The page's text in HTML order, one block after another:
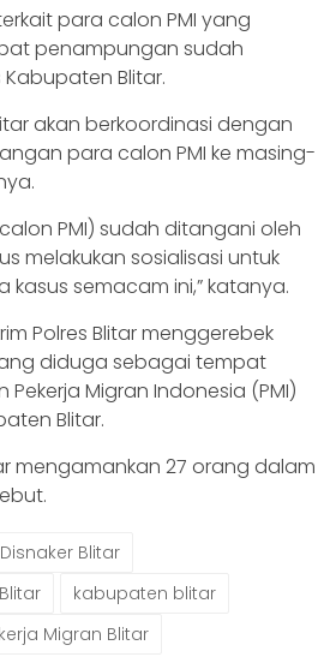
para calon PMI yang
penampungan sudah
Blitar.
akan berkoordinasi dengan
para calon PMI ke masing-
PMI) sudah ditangani oleh
melakukan sosialisasi untuk
semacam ini,” katanya.
Polres Blitar menggerebek
diduga sebagai tempat
Migran Indonesia (PMI)
Blitar.
mengamankan 27 orang dalam
Disnaker Blitar
kabupaten blitar
Migran Blitar